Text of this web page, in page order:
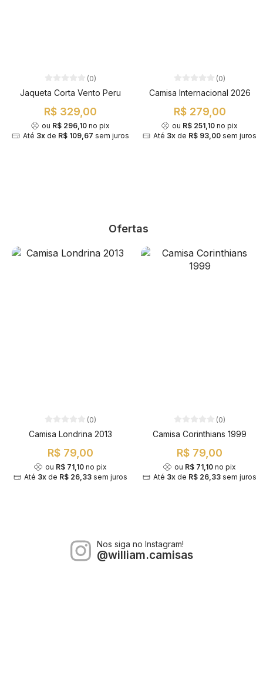
(0)
Jaqueta Corta Vento Peru
R$ 329,00
ou R$ 296,10 no pix
Até 3xde R$ 109,67 sem juros
(0)
Camisa Internacional 2026
R$ 279,00
ou R$ 251,10 no pix
Até 3x de R$ 93,00 sem juros
Ofertas
(0)
Camisa Londrina 2013
R$ 79,00
ou R$ 71,10no pix
Até 3x de R$ 26,33 sem juros
(0)
Camisa Corinthians 1999
R$ 79,00
ou R$ 71,10no pix
Até 3x de R$ 26,33 sem juros
Nos siga no Instagram!
@william.camisas